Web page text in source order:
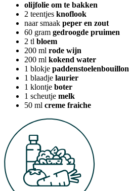
olijfolie om te bakken
2 teentjes knoflook
naar smaak peper en zout
60 gram gedroogde pruimen
2 tl bloem
200 ml rode wijn
200 ml kokend water
1 blokje paddenstoelenbouillon
1 blaadje laurier
1 klontje boter
1 scheutje melk
50 ml creme fraiche